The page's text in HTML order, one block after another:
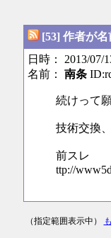
[53] 作者が
日時： 2013/07/
名前： 南条
続けって
技術交換
前スレ
ttp://
（指定範囲表示中）